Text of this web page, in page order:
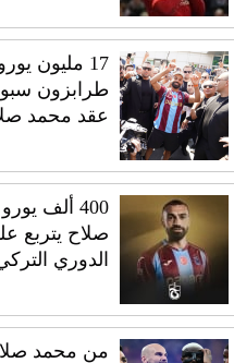
17 مليون
طرابزون
عقد محمد
400 ألف
صلاح يتربع
الدوري
من محمد